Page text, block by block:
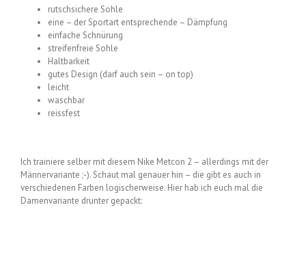
rutschsichere Sohle
eine – der Sportart entsprechende – Dämpfung
einfache Schnürung
streifenfreie Sohle
Haltbarkeit
gutes Design (darf auch sein – on top)
leicht
waschbar
reissfest
Ich trainiere selber mit diesem Nike Metcon 2 – allerdings mit der
Männervariante ;-). Schaut mal genauer hin – die gibt es auch in
verschiedenen Farben logischerweise. Hier hab ich euch mal die
Damenvariante drunter gepackt: